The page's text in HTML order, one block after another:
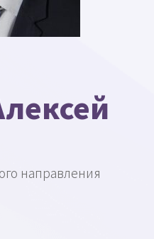
направления